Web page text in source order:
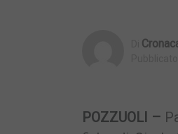
POZZUOLI –